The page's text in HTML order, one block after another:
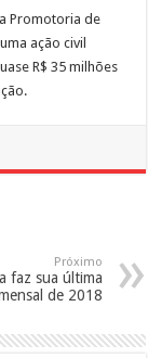
Promotoria de
ação civil
R$ 35 milhões
Próximo
faz sua última
de 2018